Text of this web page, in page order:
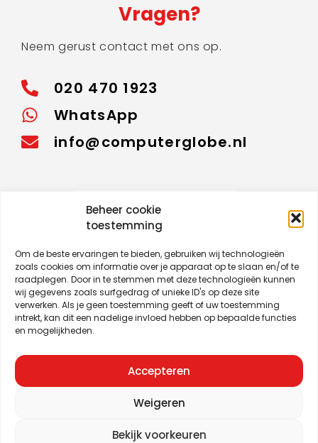
Beheer cookie
toestemming
Om de beste ervaringen te bieden, gebruiken wij technologieën
zoals cookies om informatie over je apparaat op te slaan en/of te
raadplegen. Door in te stemmen met deze technologieën kunnen
wij gegevens zoals surfgedrag of unieke ID's op deze site
verwerken. Als je geen toestemming geeft of uw toestemming
intrekt, kan dit een nadelige invloed hebben op bepaalde functies
en mogelijkheden.
Accepteren
Weigeren
Bekijk voorkeuren
Vragen?
Neem gerust contact met ons op.
020 470 1923
WhatsApp
info@computerglobe.nl
Bekijk reparatie status
Reparatie voorwaarden. Privacy